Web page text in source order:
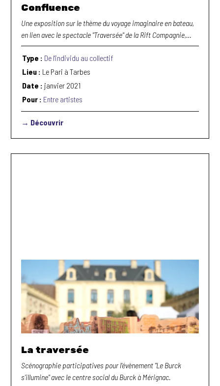
Confluence
Une exposition sur le thème du voyage imaginaire en bateau,
en lien avec le spectacle "Traversée" de la Rift Compagnie,…
Type : De l'individu au collectif
Lieu : Le Pari à Tarbes
Date : janvier 2021
Pour : Entre artistes
→ Découvrir
La traversée
Scénographie participatives pour l'évènement "Le Burck
s'illumine" avec le centre social du Burck à Mérignac.